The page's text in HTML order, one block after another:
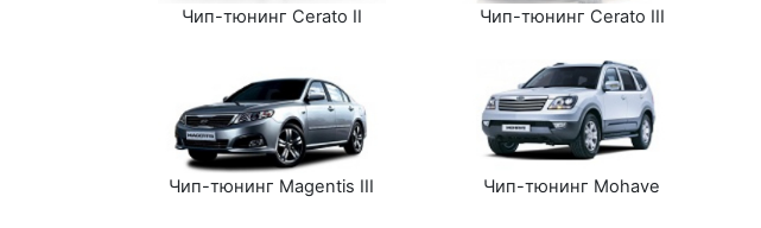
Чип-тюнинг Cerato II Чип-тюнинг Cerato III
Чип-тюнинг Magentis III Чип-тюнинг Mohave